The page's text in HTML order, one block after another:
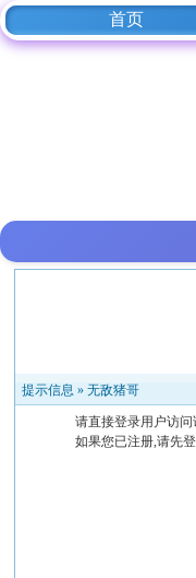
首页
提示信息 »无敌猪哥
请直接登录用户访
如果您已注册,请先